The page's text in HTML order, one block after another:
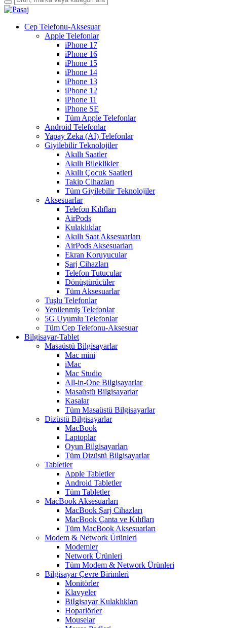
Cep Telefonu-Aksesuar
Apple Telefonlar
iPhone 17
iPhone 16
iPhone 15
iPhone 14
iPhone 13
iPhone 12
iPhone 11
iPhone SE
Tüm Apple Telefonlar
Android Telefonlar
Yapay Zeka (AI) Telefonlar
Giyilebilir Teknolojiler
Akıllı Saatler
Akıllı Bileklikler
Akıllı Çocuk Saatleri
Takip Cihazları
Tüm Giyilebilir Teknolojiler
Aksesuarlar
Telefon Kılıfları
AirPods
Kulaklıklar
Akıllı Saat Aksesuarları
AirPods Aksesuarları
Ekran Koruyucular
Şarj Cihazları
Telefon Tutucular
Dönüştürücüler
Tüm Aksesuarlar
Tuşlu Telefonlar
Yenilenmiş Telefonlar
5G Uyumlu Telefonlar
Tüm Cep Telefonu-Aksesuar
Bilgisayar-Tablet
Masaüstü Bilgisayarlar
Mac mini
iMac
Mac Studio
All-in-One Bilgisayarlar
Masaüstü Bilgisayarlar
Kasalar
Tüm Masaüstü Bilgisayarlar
Dizüstü Bilgisayarlar
MacBook
Laptoplar
Oyun Bilgisayarları
Tüm Dizüstü Bilgisayarlar
Tabletler
Apple Tabletler
Android Tabletler
Tüm Tabletler
MacBook Aksesuarları
MacBook Şarj Cihazları
MacBook Çanta ve Kılıfları
Tüm MacBook Aksesuarları
Modem & Network Ürünleri
Modemler
Network Ürünleri
Tüm Modem & Network Ürünleri
Bilgisayar Çevre Birimleri
Monitörler
Klavyeler
BiIgisayar Kulaklıkları
Hoparlörler
Mouselar